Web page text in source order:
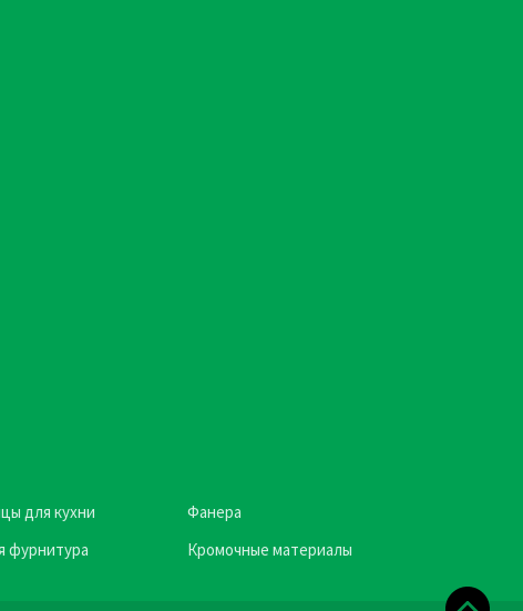
для кухни
Фанера
фурнитура Кромочные материалы